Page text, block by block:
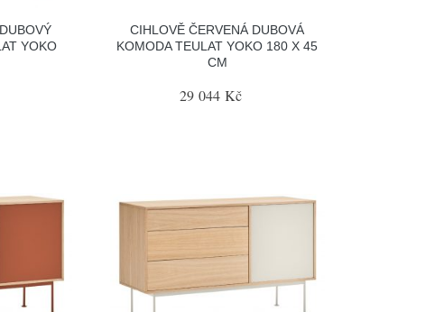
YOKO
CIHLOVĚ ČERVENÁ DUBOVÁ
KOMODA TEULAT YOKO 180 X 45
CM
29 044 Kč